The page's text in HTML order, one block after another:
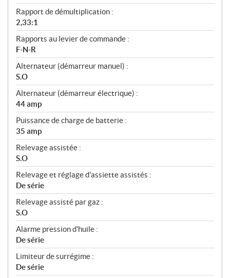
Rapport de démultiplication :
2,33:1
Rapports au levier de commande :
F-N-R
Alternateur (démarreur manuel) :
S.O
Alternateur (démarreur électrique) :
44 amp
Puissance de charge de batterie :
35 amp
Relevage assistée :
S.O
Relevage et réglage d'assiette assistés :
De série
Relevage assisté par gaz :
S.O
Alarme pression d'huile :
De série
Limiteur de surrégime :
De série